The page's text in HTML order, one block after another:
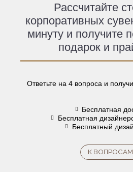
Рассчитайте
корпоративных
минуту и получите
подарок и
Ответьте на 4 вопроса и
Бесплатная
Бесплатная
Бесплатный